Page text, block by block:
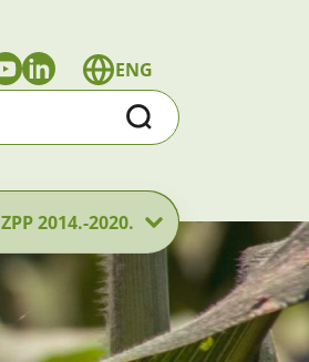
ENG
Traži
ZPP 2014.-2020.